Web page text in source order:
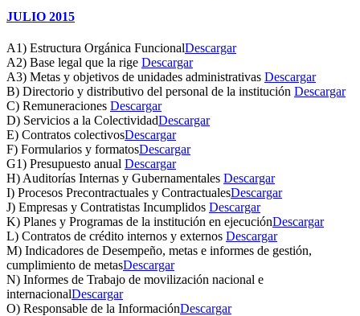
JULIO 2015
A1) Estructura Orgánica FuncionalDescargar
A2) Base legal que la rige Descargar
A3) Metas y objetivos de unidades administrativas Descargar
B) Directorio y distributivo del personal de la institución Descargar
C) Remuneraciones Descargar
D) Servicios a la ColectividadDescargar
E) Contratos colectivosDescargar
F) Formularios y formatosDescargar
G1) Presupuesto anual Descargar
H) Auditorías Internas y Gubernamentales Descargar
I) Procesos Precontractuales y ContractualesDescargar
J) Empresas y Contratistas Incumplidos Descargar
K) Planes y Programas de la institución en ejecuciónDescargar
L) Contratos de crédito internos y externos Descargar
M) Indicadores de Desempeño, metas e informes de gestión,
cumplimiento de metasDescargar
N) Informes de Trabajo de movilización nacional e
internacionalDescargar
O) Responsable de la InformaciónDescargar